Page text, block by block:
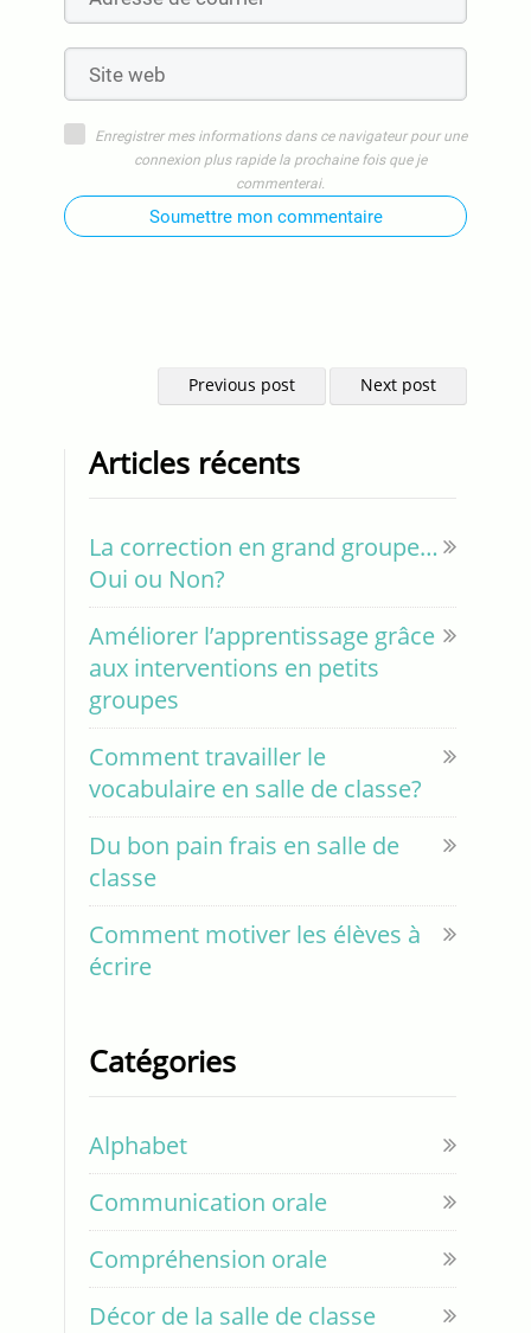
Enregistrer mes informations dans ce navigateur pour une
connexion plus rapide la prochaine fois que je
commenterai.
Soumettre mon commentaire
Previous post Next post
Articles récents
La correction en grand groupe…
Oui ou Non?
Améliorer l’apprentissage grâce
aux interventions en petits
groupes
Comment travailler le
vocabulaire en salle de classe?
Du bon pain frais en salle de
classe
Comment motiver les élèves à
écrire
Catégories
Alphabet
Communication orale
Compréhension orale
Décor de la salle de classe